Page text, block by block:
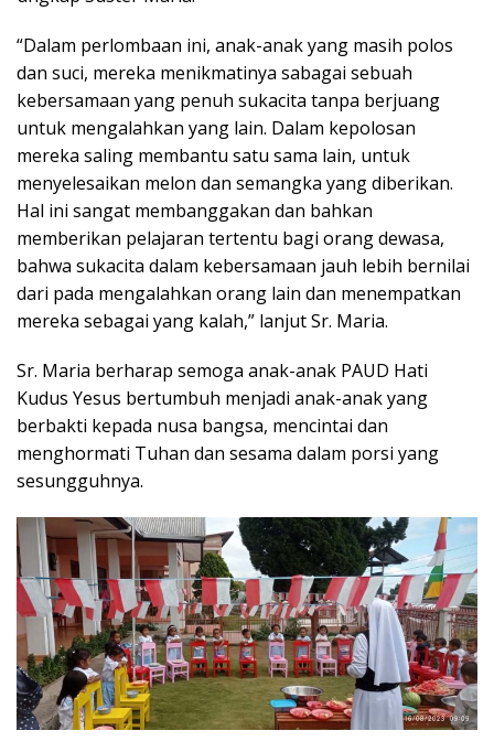
“Dalam perlombaan ini, anak-anak yang masih polos
dan suci, mereka menikmatinya sabagai sebuah
kebersamaan yang penuh sukacita tanpa berjuang
untuk mengalahkan yang lain. Dalam kepolosan
mereka saling membantu satu sama lain, untuk
menyelesaikan melon dan semangka yang diberikan.
Hal ini sangat membanggakan dan bahkan
memberikan pelajaran tertentu bagi orang dewasa,
bahwa sukacita dalam kebersamaan jauh lebih bernilai
dari pada mengalahkan orang lain dan menempatkan
mereka sebagai yang kalah,” lanjut Sr. Maria.
Sr. Maria berharap semoga anak-anak PAUD Hati
Kudus Yesus bertumbuh menjadi anak-anak yang
berbakti kepada nusa bangsa, mencintai dan
menghormati Tuhan dan sesama dalam porsi yang
sesungguhnya.